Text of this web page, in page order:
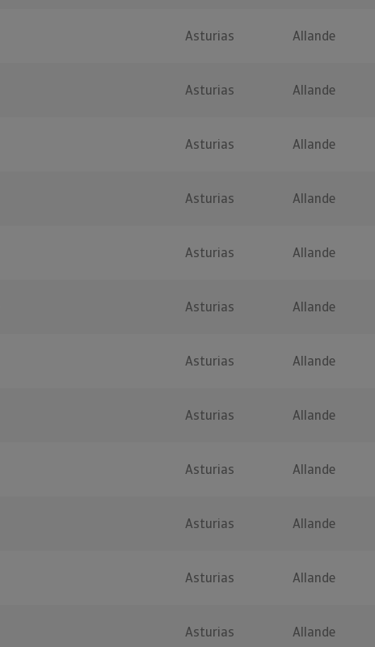
Asturias Allande
Asturias Allande
Asturias Allande
Asturias Allande
Asturias Allande
Asturias Allande
Asturias Allande
Asturias Allande
Asturias Allande
Asturias Allande
Asturias Allande
Asturias Allande